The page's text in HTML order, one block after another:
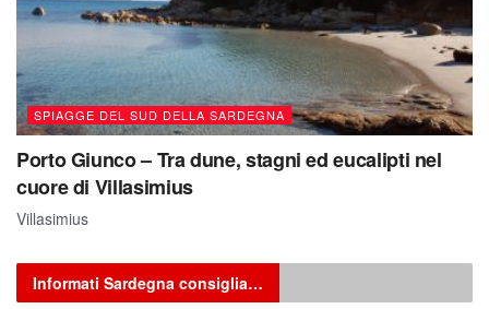
SPIAGGE DEL SUD DELLA SARDEGNA
Porto Giunco – Tra dune, stagni ed eucalipti nel
cuore di Villasimius
Villasimius
Informati Sardegna consiglia…